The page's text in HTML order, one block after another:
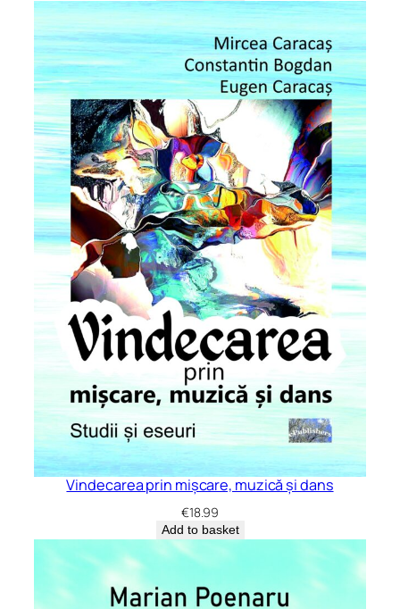
Vindecarea prin mișcare, muzică și dans
€18.99
Add to basket